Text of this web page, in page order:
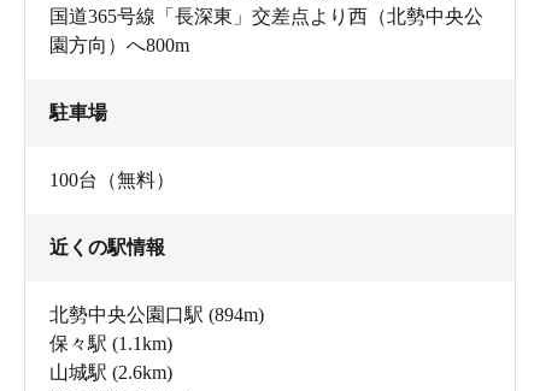
国道365号線「長深東」交差点より西（北勢中央公
園方向）へ800m
駐車場
100台（無料）
近くの駅情報
北勢中央公園口駅 (894m)
保々駅 (1.1km)
山城駅 (2.6km)